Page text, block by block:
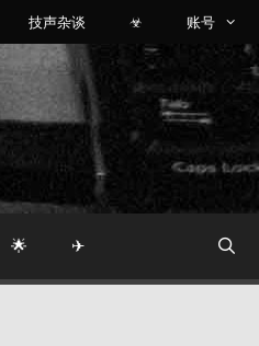
技声杂谈 ☣ 账号
🌟 ✈